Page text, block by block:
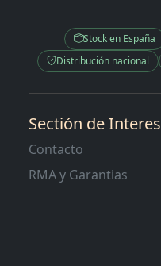
Stock en España
Distribución nacional
Sectión de Interes
Contacto
RMA y Garantias